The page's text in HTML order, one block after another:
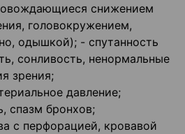
снижением
головокружением,
одышкой); - спутанность
сонливость, ненормальные
зрения;
давление;
бронхов;
перфорацией, кровавой